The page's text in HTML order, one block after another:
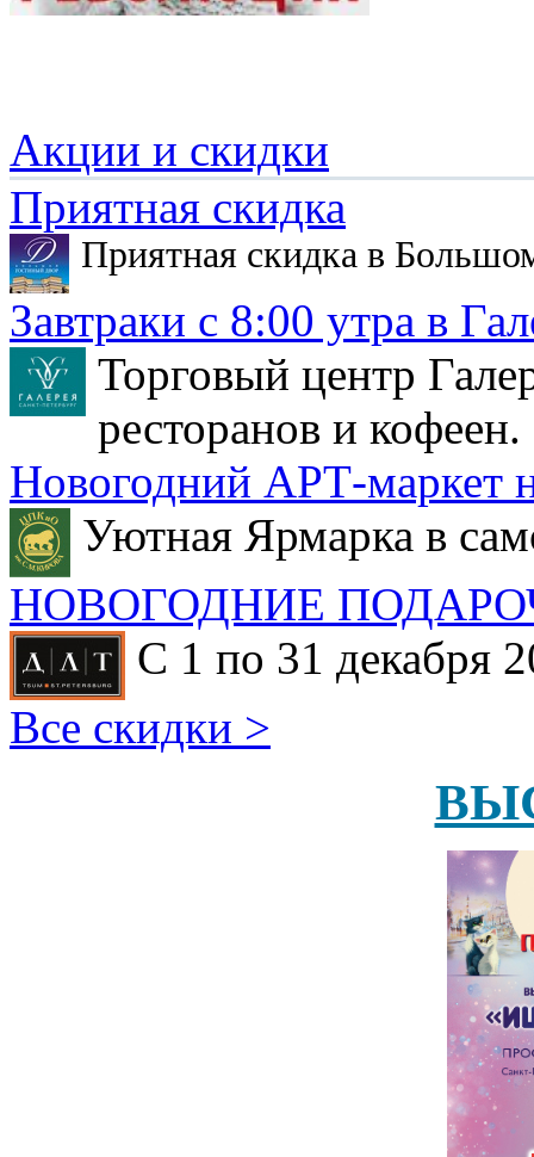
Акции и скидки
Приятная скидка
Приятная скидка в
Завтраки с 8:00 утра в
Торговый центр
ресторанов и кофеен.
Новогодний АРТ-маркет
Уютная Ярмарка в
НОВОГОДНИЕ
С 1 по 31 декабря
Все скидки >